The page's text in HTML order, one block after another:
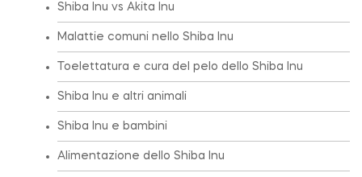
Shiba Inu vs Akita Inu
Malattie comuni nello Shiba Inu
Toelettatura e cura del pelo dello Shiba Inu
Shiba Inu e altri animali
Shiba Inu e bambini
Alimentazione dello Shiba Inu